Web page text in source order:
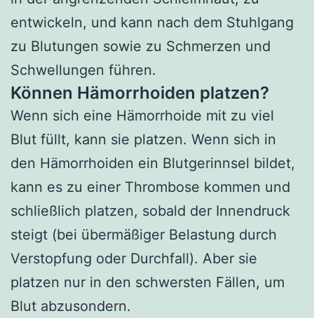
entwickeln, und kann nach dem Stuhlgang
zu Blutungen sowie zu Schmerzen und
Schwellungen führen.
Können Hämorrhoiden platzen?
Wenn sich eine Hämorrhoide mit zu viel
Blut füllt, kann sie platzen. Wenn sich in
den Hämorrhoiden ein Blutgerinnsel bildet,
kann es zu einer Thrombose kommen und
schließlich platzen, sobald der Innendruck
steigt (bei übermäßiger Belastung durch
Verstopfung oder Durchfall). Aber sie
platzen nur in den schwersten Fällen, um
Blut abzusondern.